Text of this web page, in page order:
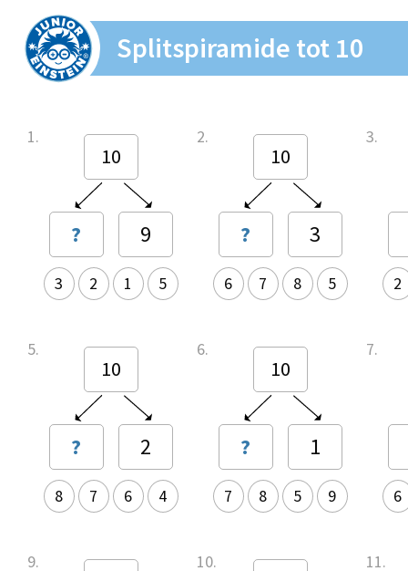
Splitspiramide tot 10
1.
10
? 9
3 2 1 5
2.
10
? 3
6 7 8 5
3.
2
5.
10
? 2
8 7 6 4
6.
10
? 1
7 8 5 9
7.
6
9. 10. 11.